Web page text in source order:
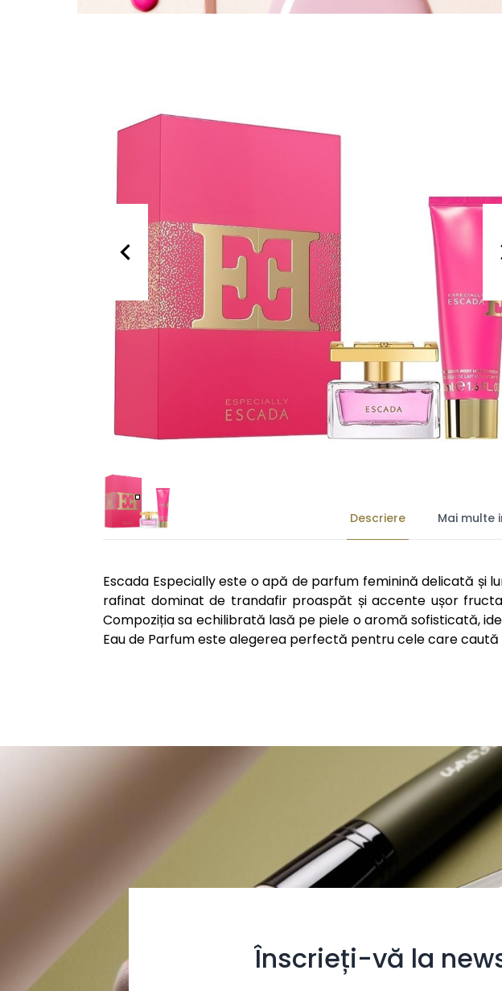
Descriere Mai multe
Escada Especially este o apă de parfum feminină delicată
rafinat dominat de trandafir proaspăt și accente ușor
Compoziția sa echilibrată lasă pe piele o aromă sofisticată,
Eau de Parfum este alegerea perfectă pentru cele care
Înscrieți-vă la